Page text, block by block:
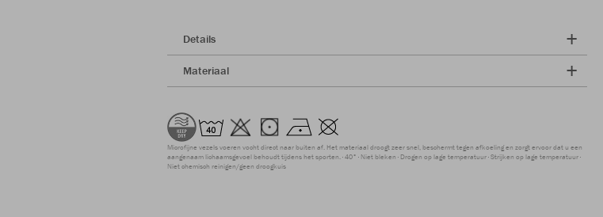
Details
Materiaal
Microfijne vezels voeren vocht direct naar buiten af. Het materiaal droogt zeer snel, beschermt tegen afkoeling en zorgt ervoor dat u een
aangenaam lichaamsgevoel behoudt tijdens het sporten. 40° Niet bleken Drogen op lage temperatuur Strijken op lage temperatuur
Niet chemisch reinigen/geen droogkuis